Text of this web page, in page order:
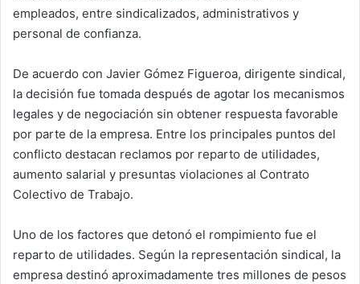
empleados, entre sindicalizados, administrativos y
personal de confianza.
De acuerdo con Javier Gómez Figueroa, dirigente sindical,
la decisión fue tomada después de agotar los mecanismos
legales y de negociación sin obtener respuesta favorable
por parte de la empresa. Entre los principales puntos del
conflicto destacan reclamos por reparto de utilidades,
aumento salarial y presuntas violaciones al Contrato
Colectivo de Trabajo.
Uno de los factores que detonó el rompimiento fue el
reparto de utilidades. Según la representación sindical, la
empresa destinó aproximadamente tres millones de pesos